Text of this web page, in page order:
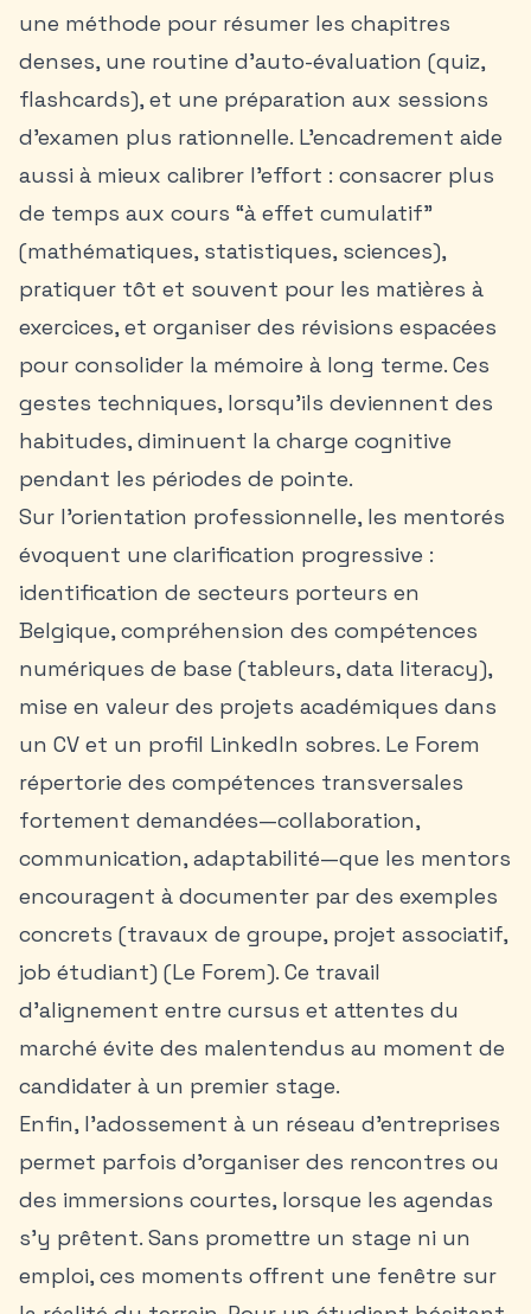
une méthode pour résumer les chapitres
denses, une routine d’auto-évaluation (quiz,
flashcards), et une préparation aux sessions
d’examen plus rationnelle. L’encadrement aide
aussi à mieux calibrer l’effort : consacrer plus
de temps aux cours “à effet cumulatif”
(mathématiques, statistiques, sciences),
pratiquer tôt et souvent pour les matières à
exercices, et organiser des révisions espacées
pour consolider la mémoire à long terme. Ces
gestes techniques, lorsqu’ils deviennent des
habitudes, diminuent la charge cognitive
pendant les périodes de pointe.
Sur l’orientation professionnelle, les mentorés
évoquent une clarification progressive :
identification de secteurs porteurs en
Belgique, compréhension des compétences
numériques de base (tableurs, data literacy),
mise en valeur des projets académiques dans
un CV et un profil LinkedIn sobres. Le Forem
répertorie des compétences transversales
fortement demandées—collaboration,
communication, adaptabilité—que les mentors
encouragent à documenter par des exemples
concrets (travaux de groupe, projet associatif,
job étudiant) (Le Forem). Ce travail
d’alignement entre cursus et attentes du
marché évite des malentendus au moment de
candidater à un premier stage.
Enfin, l’adossement à un réseau d’entreprises
permet parfois d’organiser des rencontres ou
des immersions courtes, lorsque les agendas
s’y prêtent. Sans promettre un stage ni un
emploi, ces moments offrent une fenêtre sur